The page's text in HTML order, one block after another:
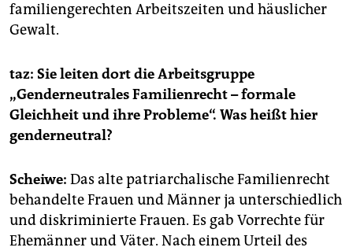
familiengerechten Arbeitszeiten und häuslicher
Gewalt.
taz: Sie leiten dort die Arbeitsgruppe
„Genderneutrales Familienrecht – formale
Gleichheit und ihre Probleme“. Was heißt hier
genderneutral?
Scheiwe: Das alte patriarchalische Familienrecht
behandelte Frauen und Männer ja unterschiedlich
und diskriminierte Frauen. Es gab Vorrechte für
Ehemänner und Väter. Nach einem Urteil des